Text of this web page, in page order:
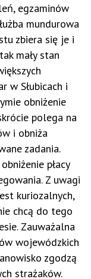
egzaminów
mundurowa
zbiera się je i
mały stan
w Słubicach i
obniżenie
polega na
i obniża
zadania.
płacy
Z uwagi
kuriozalnych,
chcą do tego
Zauważalna
wojewódzkich
zgodzą
strażaków.